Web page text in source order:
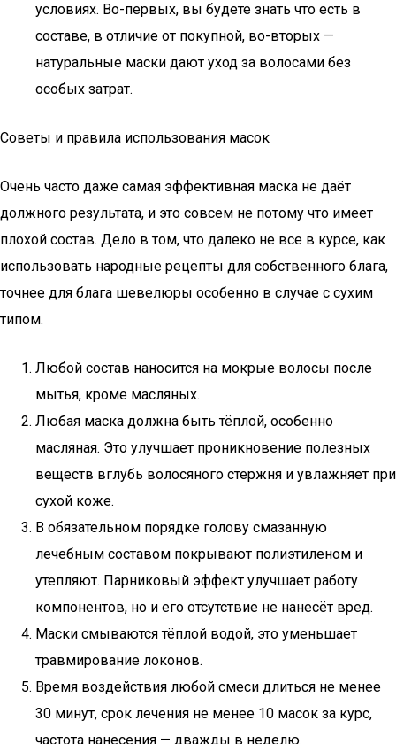
условиях. Во-первых, вы будете знать что есть в
составе, в отличие от покупной, во-вторых —
натуральные маски дают уход за волосами без
особых затрат.
Советы и правила использования масок
Очень часто даже самая эффективная маска не даёт
должного результата, и это совсем не потому что имеет
плохой состав. Дело в том, что далеко не все в курсе, как
использовать народные рецепты для собственного блага,
точнее для блага шевелюры особенно в случае с сухим
типом.
Любой состав наносится на мокрые волосы после
мытья, кроме масляных.
Любая маска должна быть тёплой, особенно
масляная. Это улучшает проникновение полезных
веществ вглубь волосяного стержня и увлажняет при
сухой коже.
В обязательном порядке голову смазанную
лечебным составом покрывают полиэтиленом и
утепляют. Парниковый эффект улучшает работу
компонентов, но и его отсутствие не нанесёт вред.
Маски смываются тёплой водой, это уменьшает
травмирование локонов.
Время воздействия любой смеси длиться не менее
30 минут, срок лечения не менее 10 масок за курс,
частота нанесения — дважды в неделю.